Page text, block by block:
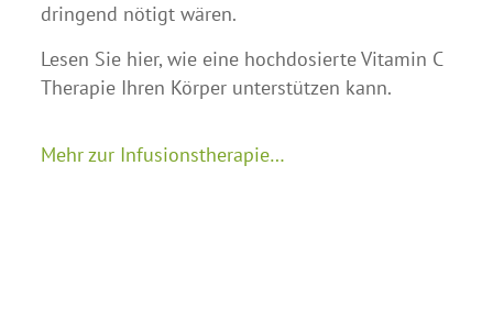
dringend nötigt wären.
Lesen Sie hier, wie eine hochdosierte Vitamin C
Therapie Ihren Körper unterstützen kann.
Mehr zur Infusionstherapie…